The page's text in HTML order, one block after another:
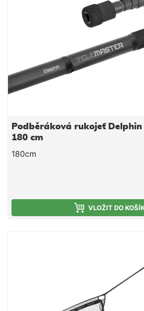
Podběráková rukojeť Delphin
180 cm
180cm
VLOŽIT DO